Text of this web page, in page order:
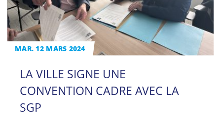
MAR. 12 MARS 2024
LA VILLE SIGNE UNE
CONVENTION CADRE AVEC LA
SGP